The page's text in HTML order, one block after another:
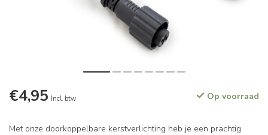
€4,95 Incl. btw Op voorraad
Met onze doorkoppelbare kerstverlichting heb je een prachtig